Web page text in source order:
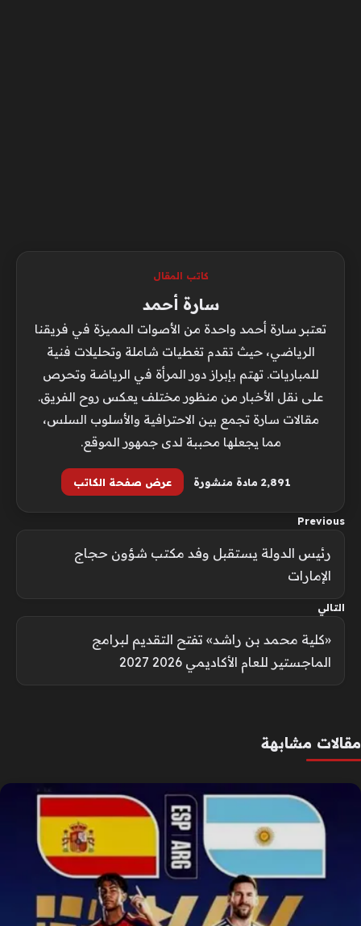
كاتب المقال
سارة أحمد
تعتبر سارة أحمد واحدة من الأصوات المميزة في فريقنا
الرياضي، حيث تقدم تغطيات شاملة وتحليلات فنية
للمباريات. تهتم بإبراز دور المرأة في الرياضة وتحرص
على نقل الأخبار من منظور مختلف يعكس روح الفريق.
مقالات سارة تجمع بين الاحترافية والأسلوب السلس،
مما يجعلها محببة لدى جمهور الموقع.
2٬891 مادة منشورة عرض صفحة الكاتب
Previous
رئيس الدولة يستقبل وفد مكتب شؤون حجاج
الإمارات
التالي
«كلية محمد بن راشد» تفتح التقديم لبرامج
الماجستير للعام الأكاديمي 2026 2027
مقالات مشابهة